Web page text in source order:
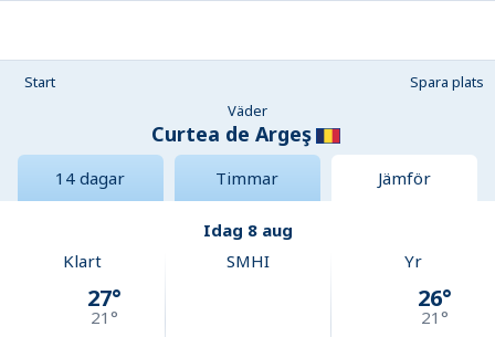
Start
Spara plats
Väder
Curtea de Argeş
14 dagar Timmar Jämför
Idag 8 aug
Klart
27°
21°
SMHI Yr
26°
21°